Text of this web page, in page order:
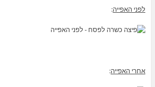
לפני האפייה:
אחרי האפייה: